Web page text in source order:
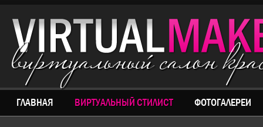
виртуальный салон
ГЛАВНАЯ ВИРТУАЛЬНЫЙ СТИЛИСТ ФОТОГАЛЕРЕИ